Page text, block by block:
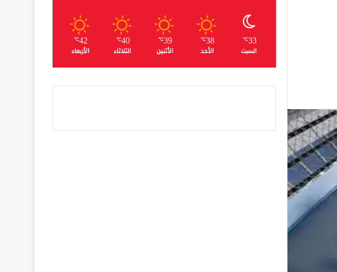
33
℃
السبت
38
℃
الأحد
39
℃
الأثنين
40
℃
الثلاثاء
42
℃
الأربعاء